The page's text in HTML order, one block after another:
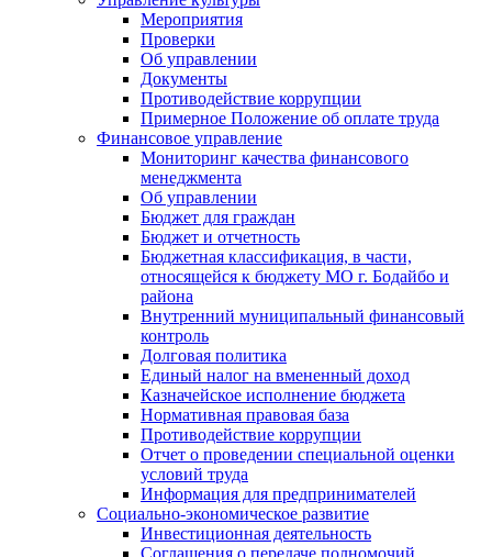
Мероприятия
Проверки
Об управлении
Документы
Противодействие коррупции
Примерное Положение об оплате труда
Финансовое управление
Мониторинг качества финансового
менеджмента
Об управлении
Бюджет для граждан
Бюджет и отчетность
Бюджетная классификация, в части,
относящейся к бюджету МО г. Бодайбо и
района
Внутренний муниципальный финансовый
контроль
Долговая политика
Единый налог на вмененный доход
Казначейское исполнение бюджета
Нормативная правовая база
Противодействие коррупции
Отчет о проведении специальной оценки
условий труда
Информация для предпринимателей
Социально-экономическое развитие
Инвестиционная деятельность
Соглашения о передаче полномочий